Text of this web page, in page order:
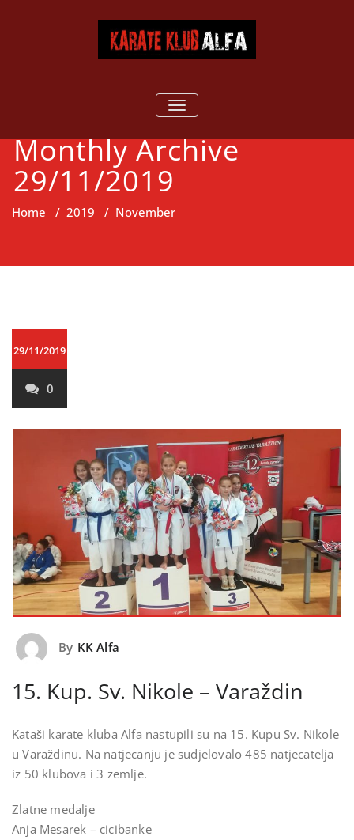
Karate klub
Karate klub ALFA
TOGGLE
NAVIGATION
Monthly Archive
29/11/2019
Home / 2019 / November
29/11/2019
0
By KK Alfa
15. Kup. Sv. Nikole – Varaždin
Kataši karate kluba Alfa nastupili su na 15. Kupu Sv. Nikole
u Varaždinu. Na natjecanju je sudjelovalo 485 natjecatelja
iz 50 klubova i 3 zemlje.
Zlatne medalje
Anja Mesarek – cicibanke